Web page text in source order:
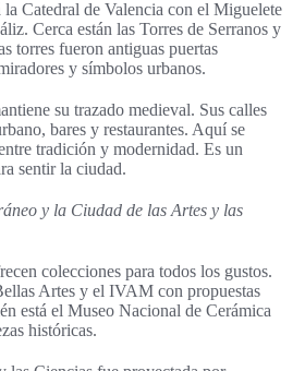
la Catedral de Valencia con el Miguelete
Cerca están las Torres de Serranos y
torres fueron antiguas puertas
y símbolos urbanos.
su trazado medieval. Sus calles
bares y restaurantes. Aquí se
tradición y modernidad. Es un
sentir la ciudad.
y la Ciudad de las Artes y las
colecciones para todos los gustos.
Artes y el IVAM con propuestas
está el Museo Nacional de Cerámica
históricas.